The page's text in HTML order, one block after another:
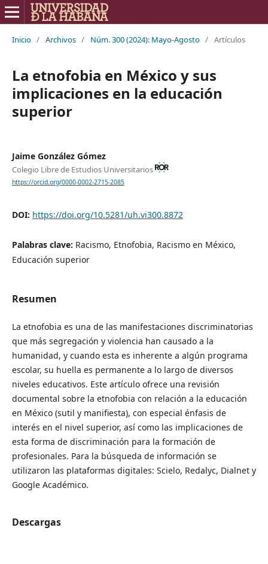
Inicio / Archivos / Núm. 300 (2024): Mayo-Agosto / Artículos
La etnofobia en México y sus
implicaciones en la educación
superior
Jaime González Gómez
Colegio Libre de Estudios Universitarios
https://orcid.org/0000-0002-2715-2085
DOI: https://doi.org/10.5281/uh.vi300.8872
Palabras clave: Racismo, Etnofobia, Racismo en México,
Educación superior
Resumen
La etnofobia es una de las manifestaciones discriminatorias
que más segregación y violencia han causado a la
humanidad, y cuando esta es inherente a algún programa
escolar, su huella es permanente a lo largo de diversos
niveles educativos. Este artículo ofrece una revisión
documental sobre la etnofobia con relación a la educación
en México (sutil y manifiesta), con especial énfasis de
interés en el nivel superior, así como las implicaciones de
esta forma de discriminación para la formación de
profesionales. Para la búsqueda de información se
utilizaron las plataformas digitales: Scielo, Redalyc, Dialnet y
Google Académico.
Descargas